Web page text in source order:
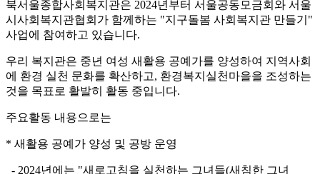
북서울종합사회복지관은 2024년부터 서울공동모금회와 서울
시사회복지관협회가 함께하는 "지구돌봄 사회복지관 만들기"
사업에 참여하고 있습니다.
우리 복지관은 중년 여성 새활용 공예가를 양성하여 지역사회
에 환경 실천 문화를 확산하고, 환경복지실천마을을 조성하는
것을 목표로 활발히 활동 중입니다.
주요활동 내용으로는
* 새활용 공예가 양성 및 공방 운영
- 2024년에는 "새로고침을 실천하는 그녀들(새침한 그녀